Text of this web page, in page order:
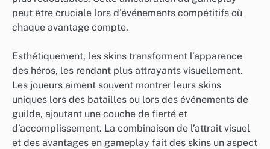
peut être cruciale lors d’événements compétitifs où
chaque avantage compte.
Esthétiquement, les skins transforment l’apparence
des héros, les rendant plus attrayants visuellement.
Les joueurs aiment souvent montrer leurs skins
uniques lors des batailles ou lors des événements de
guilde, ajoutant une couche de fierté et
d’accomplissement. La combinaison de l’attrait visuel
et des avantages en gameplay fait des skins un aspect